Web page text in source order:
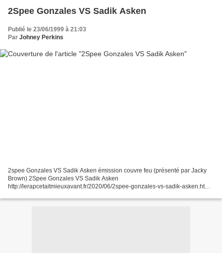
2Spee Gonzales VS Sadik Asken
Publié le 23/06/1999 à 21:03
Par Johney Perkins
2spee Gonzales VS Sadik Asken émission couvre feu (présenté par Jacky
Brown) 2Spee Gonzales VS Sadik Asken
http://lerapcetaitmieuxavant.fr/2020/06/2spee-gonzales-vs-sadik-asken.html